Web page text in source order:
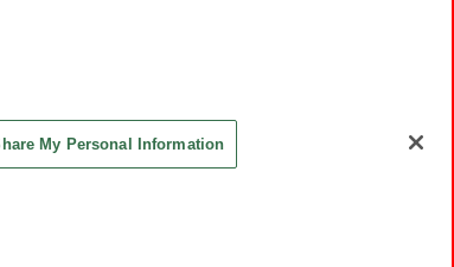
My Personal Information